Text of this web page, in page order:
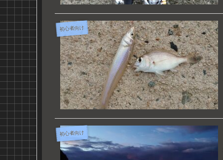
初心者向け
初心者向け